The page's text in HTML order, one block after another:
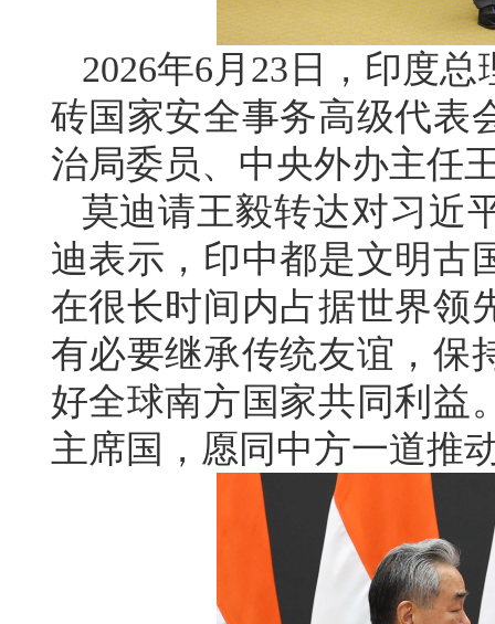
2026年6月23日，印度
砖国家安全事务高级代表
治局委员、中央外办主任
莫迪请王毅转达对习近
迪表示，印中都是文明古
在很长时间内占据世界领
有必要继承传统友谊，保
好全球南方国家共同利益
主席国，愿同中方一道推